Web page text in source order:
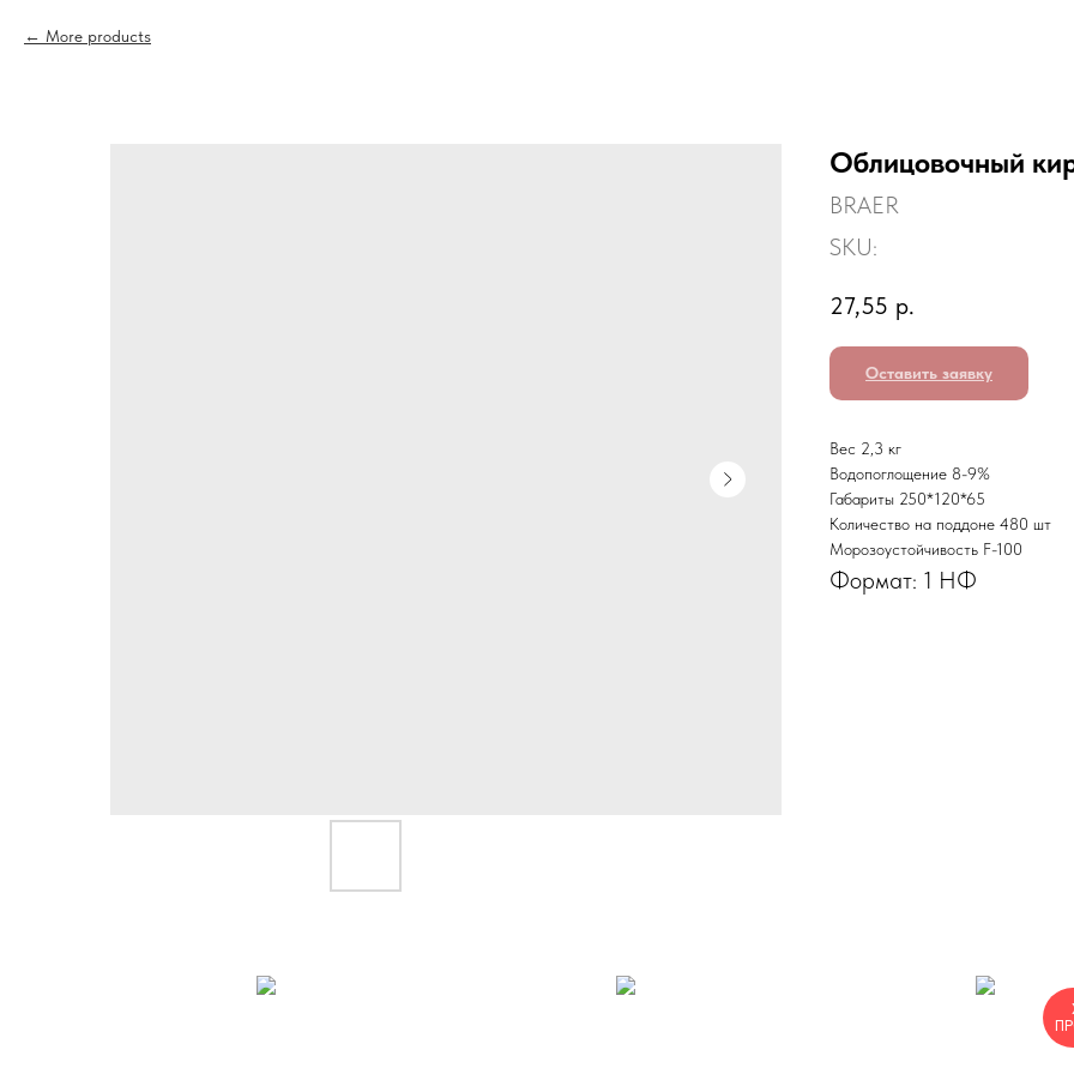
More products
Облицовочный
BRAER
SKU:
27,55 р.
Оставить заявку
Вес 2,3 кг
Водопоглощение 8-9%
Габариты 250*120*65
Количество на поддоне 480 шт
Морозоустойчивость F-100
Формат: 1 НФ